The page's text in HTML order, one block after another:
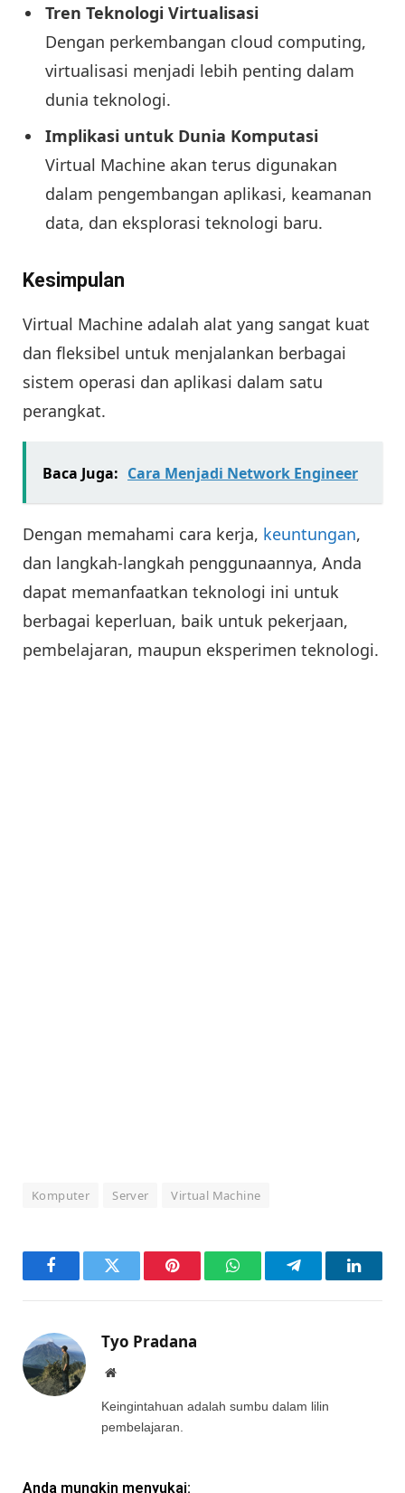
Tren Teknologi Virtualisasi
Dengan perkembangan cloud computing,
virtualisasi menjadi lebih penting dalam
dunia teknologi.
Implikasi untuk Dunia Komputasi
Virtual Machine akan terus digunakan
dalam pengembangan aplikasi, keamanan
data, dan eksplorasi teknologi baru.
Kesimpulan
Virtual Machine adalah alat yang sangat kuat
dan fleksibel untuk menjalankan berbagai
sistem operasi dan aplikasi dalam satu
perangkat.
Baca Juga: Cara Menjadi Network Engineer
Dengan memahami cara kerja, keuntungan,
dan langkah-langkah penggunaannya, Anda
dapat memanfaatkan teknologi ini untuk
berbagai keperluan, baik untuk pekerjaan,
pembelajaran, maupun eksperimen teknologi.
Komputer Server Virtual Machine
FacebookTwitter Pinterest WhatsAppTelegram
Tyo Pradana
Website
Keingintahuan adalah sumbu dalam lilin
pembelajaran.
Anda mungkin menyukai: